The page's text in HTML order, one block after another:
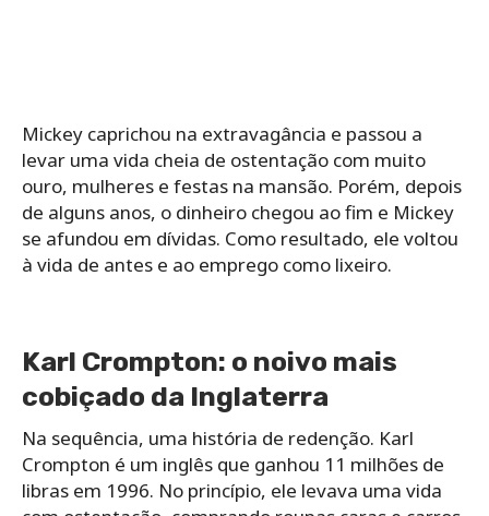
Mickey caprichou na extravagância e passou a
levar uma vida cheia de ostentação com muito
ouro, mulheres e festas na mansão. Porém, depois
de alguns anos, o dinheiro chegou ao fim e Mickey
se afundou em dívidas. Como resultado, ele voltou
à vida de antes e ao emprego como lixeiro.
Karl Crompton: o noivo mais
cobiçado da Inglaterra
Na sequência, uma história de redenção. Karl
Crompton é um inglês que ganhou 11 milhões de
libras em 1996. No princípio, ele levava uma vida